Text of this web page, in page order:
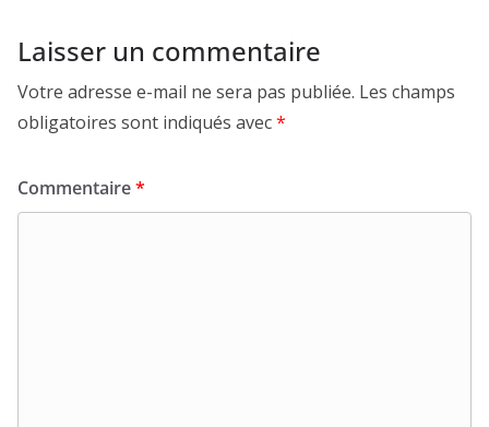
Laisser un commentaire
Votre adresse e-mail ne sera pas publiée. Les champs
obligatoires sont indiqués avec*
Commentaire*